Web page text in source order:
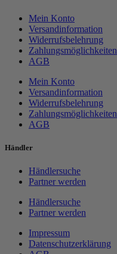
Mein Konto
Versandinformation
Widerrufsbelehrung
Zahlungsmöglichkeiten
AGB
Mein Konto
Versandinformation
Widerrufsbelehrung
Zahlungsmöglichkeiten
AGB
Händler
Händlersuche
Partner werden
Händlersuche
Partner werden
Impressum
Datenschutzerklärung